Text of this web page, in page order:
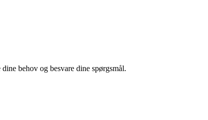
behov og besvare dine spørgsmål.